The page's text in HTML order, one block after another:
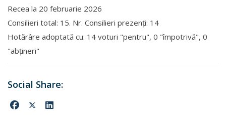
Recea la 20 februarie 2026
Consilieri total: 15. Nr. Consilieri prezenți: 14
Hotărâre adoptată cu: 14 voturi "pentru", 0 "împotrivă", 0
"abţineri"